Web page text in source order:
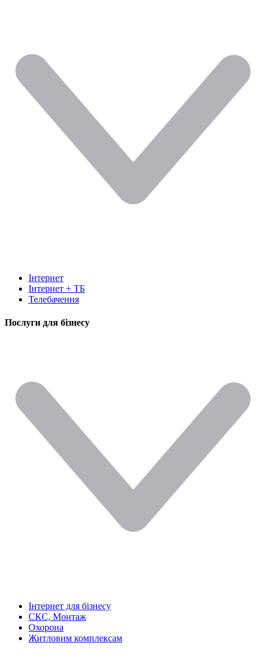
Інтернет
Інтернет + ТБ
Телебачення
Послуги для бізнесу
Інтернет для бізнесу
СКС, Монтаж
Охорона
Житловим комплексам